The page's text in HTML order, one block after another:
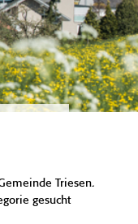
Triesen.
gesucht